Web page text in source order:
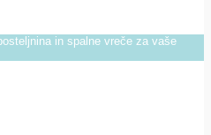
in spalne vreče za vaše